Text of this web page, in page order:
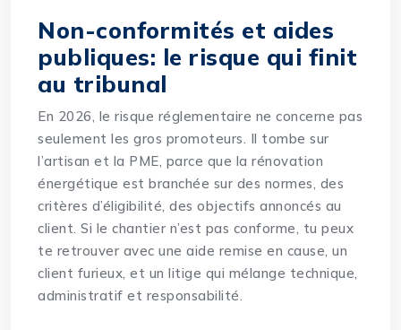
Non-conformités et aides
publiques: le risque qui finit
au tribunal
En 2026, le risque réglementaire ne concerne pas
seulement les gros promoteurs. Il tombe sur
l’artisan et la PME, parce que la rénovation
énergétique est branchée sur des normes, des
critères d’éligibilité, des objectifs annoncés au
client. Si le chantier n’est pas conforme, tu peux
te retrouver avec une aide remise en cause, un
client furieux, et un litige qui mélange technique,
administratif et responsabilité.